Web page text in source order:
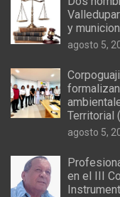
y
agosto 5,
Territorial
agosto 5,
en el III